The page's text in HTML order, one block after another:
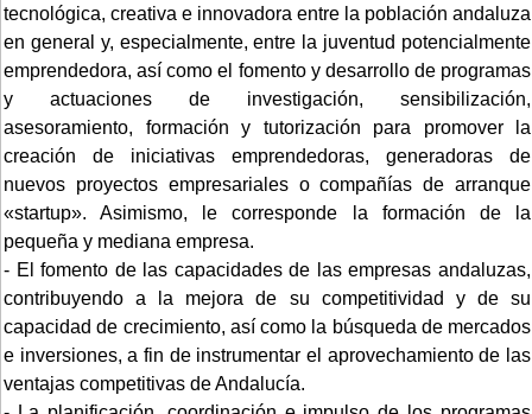
tecnológica, creativa e innovadora entre la población andaluza
en general y, especialmente, entre la juventud potencialmente
emprendedora, así como el fomento y desarrollo de programas
y actuaciones de investigación, sensibilización,
asesoramiento, formación y tutorización para promover la
creación de iniciativas emprendedoras, generadoras de
nuevos proyectos empresariales o compañías de arranque
«startup». Asimismo, le corresponde la formación de la
pequeña y mediana empresa.
- El fomento de las capacidades de las empresas andaluzas,
contribuyendo a la mejora de su competitividad y de su
capacidad de crecimiento, así como la búsqueda de mercados
e inversiones, a fin de instrumentar el aprovechamiento de las
ventajas competitivas de Andalucía.